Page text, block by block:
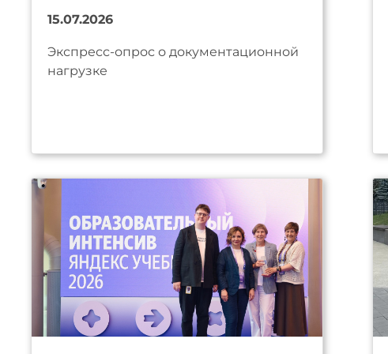
15.07.2026
Экспресс-опрос о документационной
нагрузке